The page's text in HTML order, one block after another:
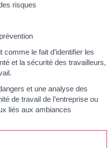
risques
comme le fait d’identifier les
et la sécurité des travailleurs,
et une analyse des
de travail de l’entreprise ou
liés aux ambiances